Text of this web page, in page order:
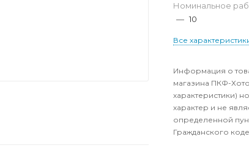
Номинальное
— 10
Все
Информация о
магазина ПКФ-
характеристики)
характер и не
определенной
Гражданского